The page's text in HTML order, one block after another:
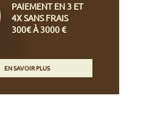
PAIEMENT EN 3 ET
4X SANS FRAIS
300€ À 3000 €
EN SAVOIR PLUS